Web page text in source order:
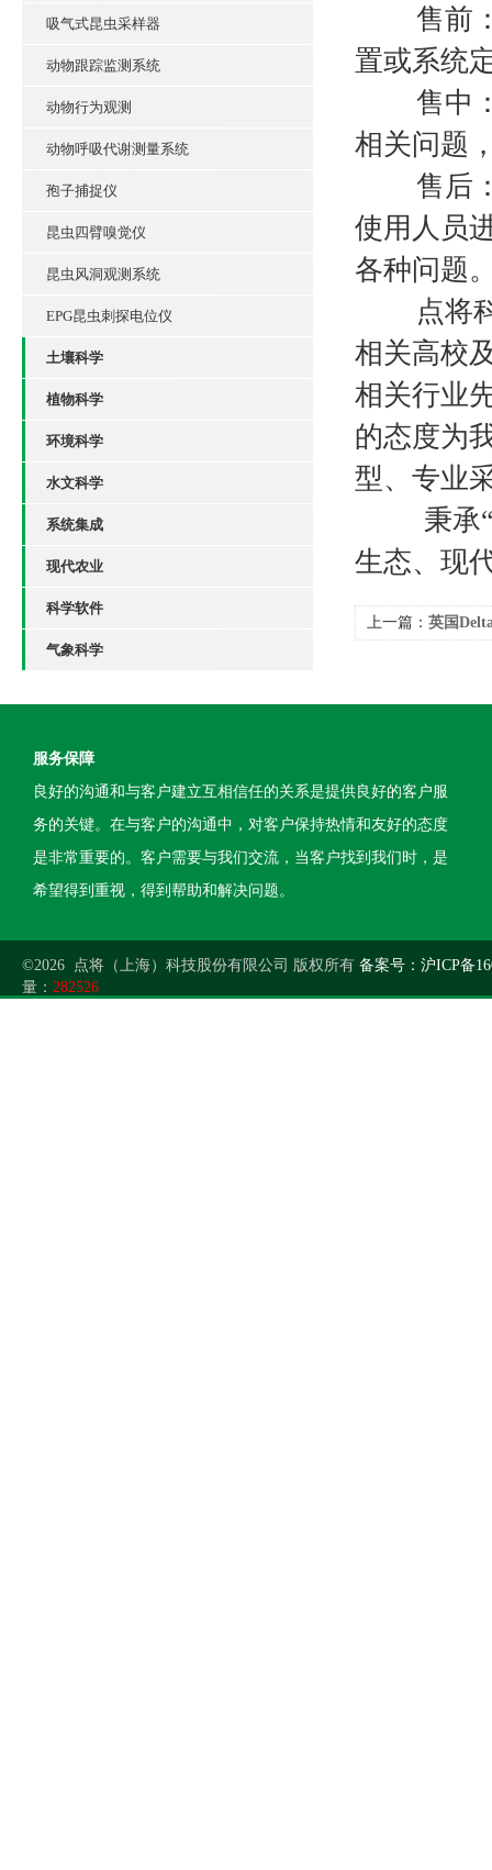
吸气式昆虫采样器
动物跟踪监测系统
动物行为观测
动物呼吸代谢测量系统
孢子捕捉仪
昆虫四臂嗅觉仪
昆虫风洞观测系统
EPG昆虫刺探电位仪
土壤科学
植物科学
环境科学
水文科学
系统集成
现代农业
科学软件
气象科学
售前：
置或系统
售中：
相关问题
售后：
使用人员
各种问题
点将科
相关高校
相关行业
的态度为
型、专业
秉承“心
生态、现
上一篇： 英国
服务保障
良好的沟通和与客户建立互相信任的关系是提供良好的客户服
务的关键。在与客户的沟通中，对客户保持热情和友好的态度
是非常重要的。客户需要与我们交流，当客户找到我们时，是
希望得到重视，得到帮助和解决问题。
©2026 点将（上海）科技股份有限公司 版权所有 备案号：沪ICP备
量： 282526